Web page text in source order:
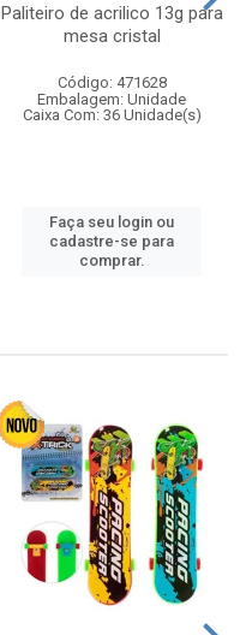
Paliteiro de acrilico 13g para
mesa cristal
Código: 471628
Embalagem: Unidade
Caixa Com: 36 Unidade(s)
Faça seu login ou
cadastre-se para
comprar.